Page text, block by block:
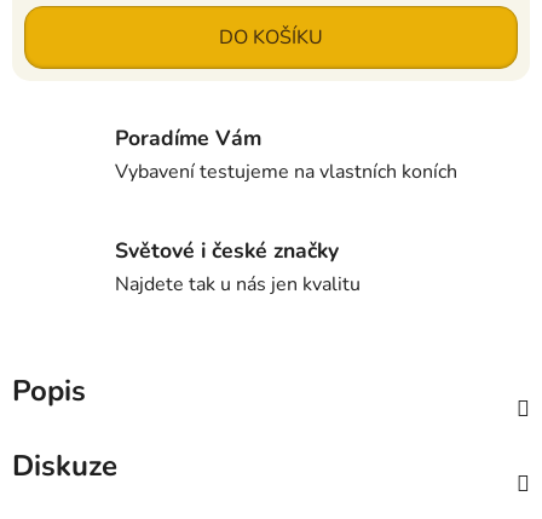
DO KOŠÍKU
Poradíme Vám
Vybavení testujeme na vlastních koních
Světové i české značky
Najdete tak u nás jen kvalitu
Popis
Diskuze